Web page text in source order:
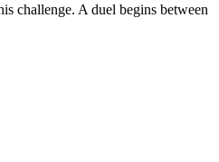
challenge. A duel begins between